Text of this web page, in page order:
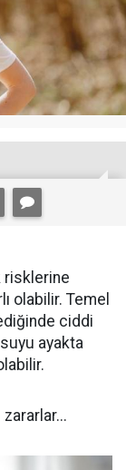
risklerine
olabilir. Temel
ciddi
ayakta